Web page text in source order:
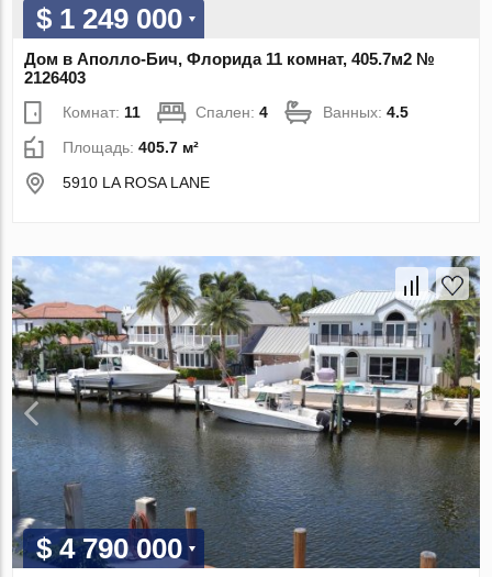
$ 1 249 000
Дом в Аполло-Бич, Флорида 11 комнат, 405.7м2 №
2126403
Комнат:11 Спален:4 Ванных:4.5
Площадь:405.7 м²
5910 LA ROSA LANE
$ 4 790 000